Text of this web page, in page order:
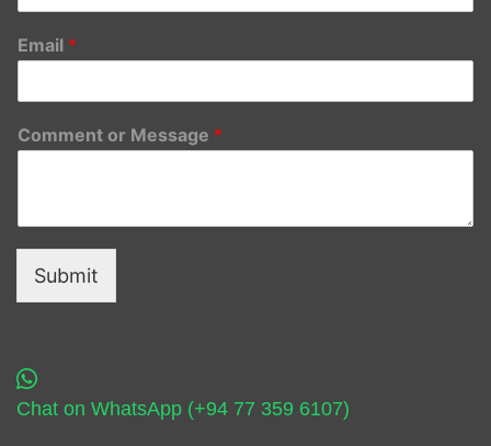
Email *
Comment or Message *
Submit
Chat on WhatsApp (+94 77 359 6107)